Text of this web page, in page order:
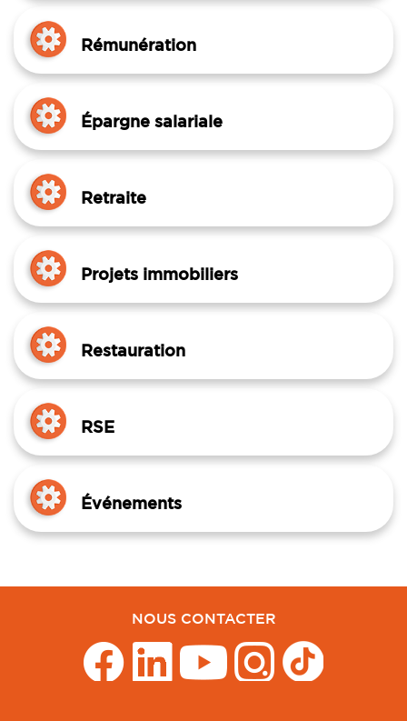
Rémunération
Épargne salariale
Retraite
Projets immobiliers
Restauration
RSE
Événements
NOUS CONTACTER